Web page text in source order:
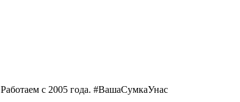
Работаем с 2005 года. #ВашаСумкаУнас